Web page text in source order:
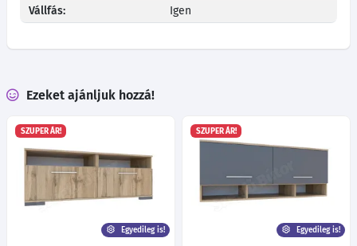
Vállfás:
Igen
Ezeket ajánljuk hozzá!
SZUPER ÁR!
Egyedileg is!
SZUPER ÁR!
Egyedileg is!